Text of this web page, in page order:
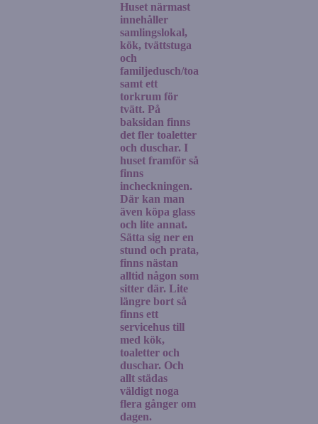
Huset närmast
innehåller
samlingslokal,
kök, tvättstuga
och
familjedusch/toa
samt ett
torkrum för
tvätt. På
baksidan finns
det fler toaletter
och duschar. I
huset framför så
finns
incheckningen.
Där kan man
även köpa glass
och lite annat.
Sätta sig ner en
stund och prata,
finns nästan
alltid någon som
sitter där. Lite
längre bort så
finns ett
servicehus till
med kök,
toaletter och
duschar. Och
allt städas
väldigt noga
flera gånger om
dagen.